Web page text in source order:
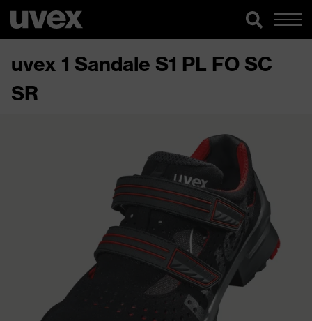
uvex 1 Sandale S1 PL FO SC
SR